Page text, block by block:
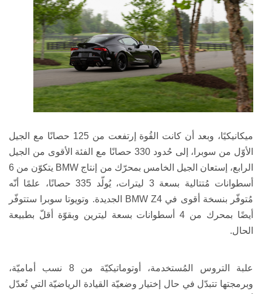
ميكانيكيًا، وبعد أن كانت القُوة إرتفعت من 125 حصانًا مع الجيل
الأوّل من سوبرا، إلى حُدود 330 حصانًا مع الفئة الأقوى من الجيل
الرابع، إستعان الجيل الخامس بمحرّك من إنتاج BMW
يتكوّن من 6
أسطوانات مُتتالية بسعة 3 ليترات، يُولّد 335 حصانًا، علمًا أنّه
مُتوفّر بنسخة أقوى في BMW Z4 الجديدة. وتويوتا سوبرا
ستتوفّر
أيضًا بمحرك من 4 أسطوانات بسعة ليترين وبقوّة أقلّ بطبيعة
الحال.
علبة التروس
المُستخدمة، أوتوماتيكيّة من 8 نسب أماميّة،
وبرمجتها تتبدّل في حال إختيار وضعيّة القيادة الرياضيّة التي تُعدّل